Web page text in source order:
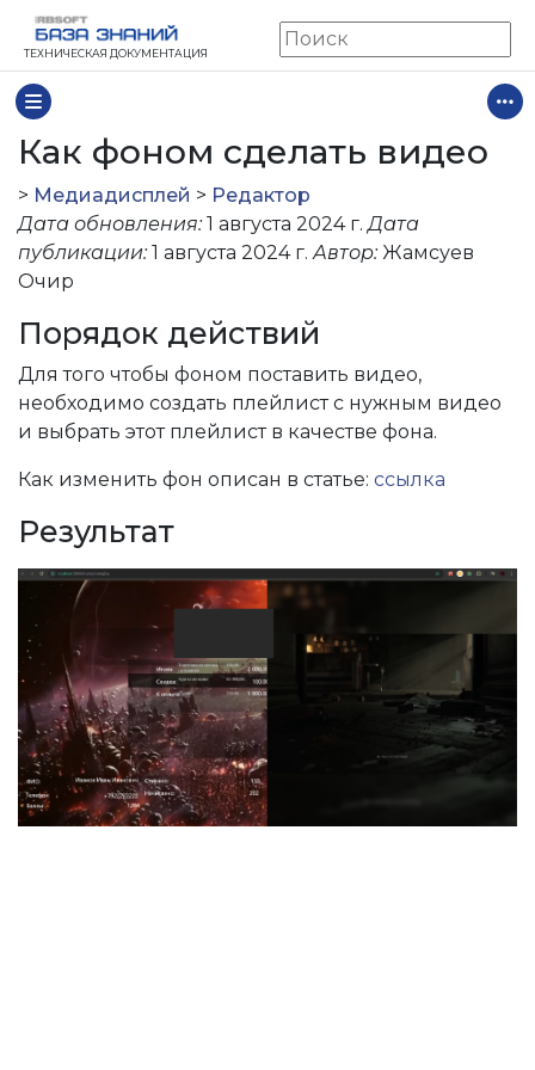
ТЕХНИЧЕСКАЯ ДОКУМЕНТАЦИЯ
на весь экран
теме
Как фоном сделать видео
> Медиадисплей > Редактор
Дата обновления: 1 августа 2024 г.Дата
публикации: 1 августа 2024 г.Автор: Жамсуев
Очир
Порядок действий
Для того чтобы фоном поставить видео,
необходимо создать плейлист с нужным видео
и выбрать этот плейлист в качестве фона.
Как изменить фон описан в статье: ссылка
Результат